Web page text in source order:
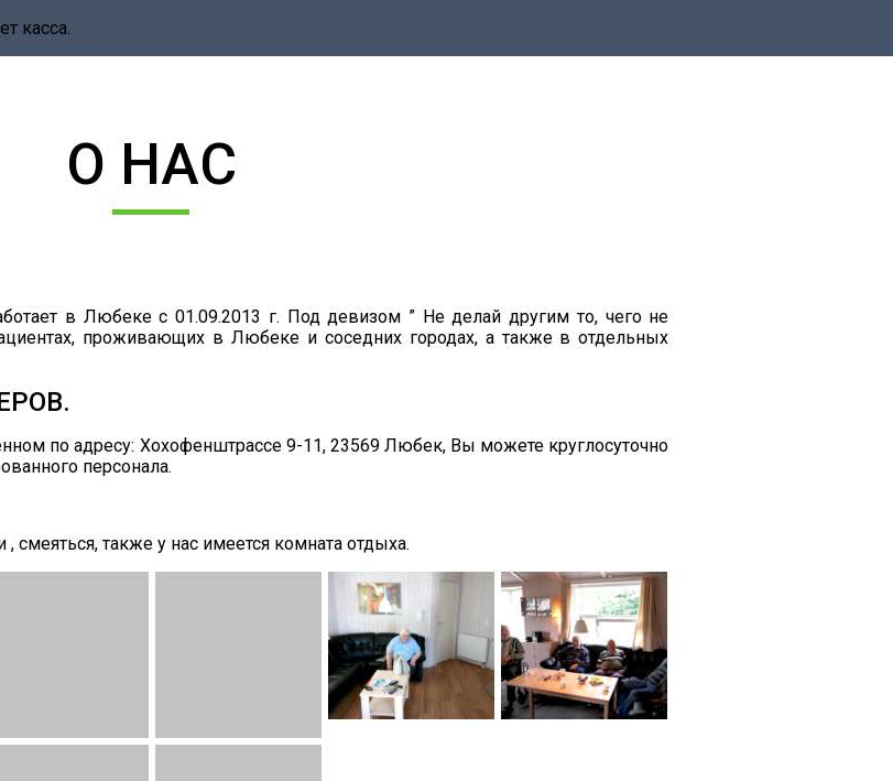
касса.
О НАС
в Любеке с 01.09.2013 г. Под девизом ” Не делай другим то, чего не
проживающих в Любеке и соседних городах, а также в отдельных
по адресу: Хохофенштрассе 9-11, 23569 Любек, Вы можете круглосуточно
персонала.
также у нас имеется комната отдыха.